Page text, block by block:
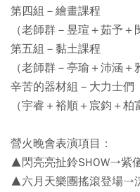
第四組－繪畫課程
（老師群－昱瑄＋茹予＋
第五組－黏土課程
（老師群－亭瑜＋沛涵＋
辛苦的器材組－大力士們
（宇睿＋裕順＋宸鈞＋柏
營火晚會表演項目：
▲閃亮亮扯鈴SHOW→紫
▲六月天樂團搖滾登場→